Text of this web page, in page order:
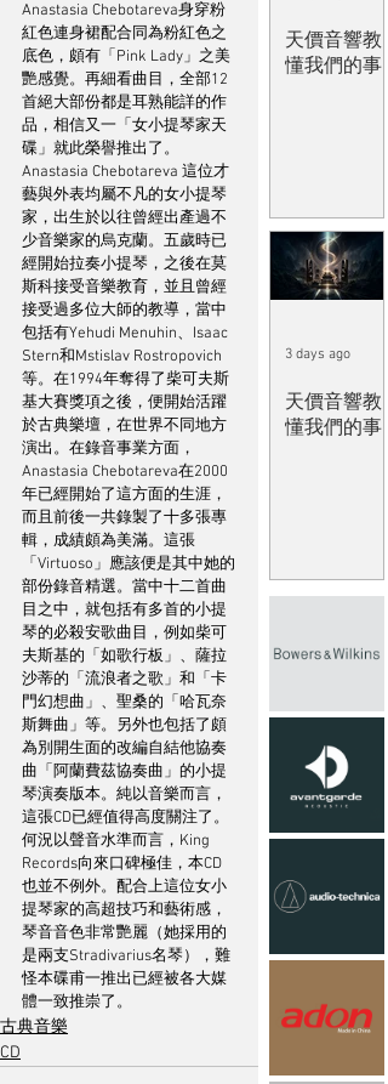
Anastasia Chebotareva身穿粉
紅色連身裙配合同為粉紅色之
底色，頗有「Pink Lady」之美
艷感覺。再細看曲目，全部12
首絕大部份都是耳熟能詳的作
品，相信又一「女小提琴家天
碟」就此榮譽推出了。
Anastasia Chebotareva 這位才
藝與外表均屬不凡的女小提琴
家，出生於以往曾經出產過不
少音樂家的烏克蘭。五歲時已
經開始拉奏小提琴，之後在莫
斯科接受音樂教育，並且曾經
接受過多位大師的教導，當中
包括有Yehudi Menuhin、Isaac
Stern和Mstislav Rostropovich
等。在1994年奪得了柴可夫斯
基大賽獎項之後，便開始活躍
於古典樂壇，在世界不同地方
演出。在錄音事業方面，
Anastasia Chebotareva在2000
年已經開始了這方面的生涯，
而且前後一共錄製了十多張專
輯，成績頗為美滿。這張
「Virtuoso」應該便是其中她的
部份錄音精選。當中十二首曲
目之中，就包括有多首的小提
琴的必殺安歌曲目，例如柴可
夫斯基的「如歌行板」、薩拉
沙蒂的「流浪者之歌」和「卡
門幻想曲」、聖桑的「哈瓦奈
斯舞曲」等。另外也包括了頗
為別開生面的改編自結他協奏
曲「阿蘭費茲協奏曲」的小提
琴演奏版本。純以音樂而言，
這張CD已經值得高度關注了。
何況以聲音水準而言，King
Records向來口碑極佳，本CD
也並不例外。配合上這位女小
提琴家的高超技巧和藝術感，
琴音音色非常艷麗（她採用的
是兩支Stradivarius名琴），難
怪本碟甫一推出已經被各大媒
體一致推崇了。
古典音樂
CD
天價音響教
懂我們的事
天價音響教
懂我們的事
3 days ago